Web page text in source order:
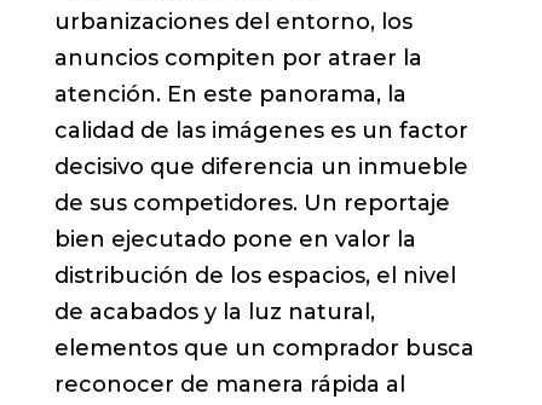
urbanizaciones del entorno, los
anuncios compiten por atraer la
atención. En este panorama, la
calidad de las imágenes es un factor
decisivo que diferencia un inmueble
de sus competidores. Un reportaje
bien ejecutado pone en valor la
distribución de los espacios, el nivel
de acabados y la luz natural,
elementos que un comprador busca
reconocer de manera rápida al